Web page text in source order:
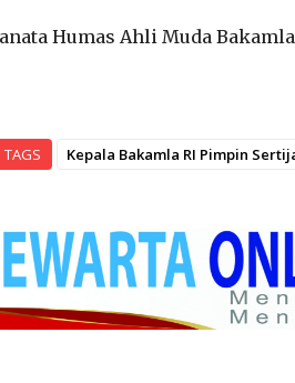
Humas Ahli Muda
TAGS Kepala Bakamla RI Pimpin